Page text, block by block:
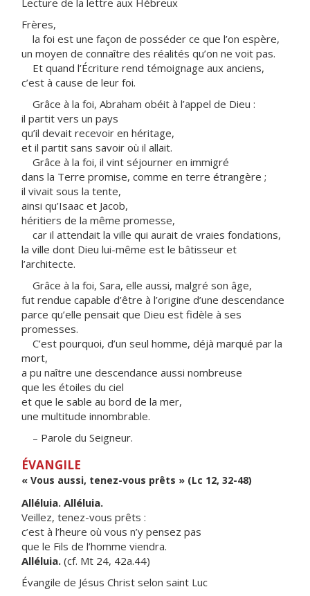
Lecture de la lettre aux Hébreux
Frères,
la foi est une façon de posséder ce que l’on espère,
un moyen de connaître des réalités qu’on ne voit pas.
Et quand l’Écriture rend témoignage aux anciens,
c’est à cause de leur foi.
Grâce à la foi, Abraham obéit à l’appel de Dieu :
il partit vers un pays
qu’il devait recevoir en héritage,
et il partit sans savoir où il allait.
Grâce à la foi, il vint séjourner en immigré
dans la Terre promise, comme en terre étrangère ;
il vivait sous la tente,
ainsi qu’Isaac et Jacob,
héritiers de la même promesse,
car il attendait la ville qui aurait de vraies fondations,
la ville dont Dieu lui-même est le bâtisseur et
l’architecte.
Grâce à la foi, Sara, elle aussi, malgré son âge,
fut rendue capable d’être à l’origine d’une descendance
parce qu’elle pensait que Dieu est fidèle à ses
promesses.
C’est pourquoi, d’un seul homme, déjà marqué par la
mort,
a pu naître une descendance aussi nombreuse
que les étoiles du ciel
et que le sable au bord de la mer,
une multitude innombrable.
– Parole du Seigneur.
ÉVANGILE
« Vous aussi, tenez-vous prêts » (Lc 12, 32-48)
Alléluia. Alléluia.
Veillez, tenez-vous prêts :
c’est à l’heure où vous n’y pensez pas
que le Fils de l’homme viendra.
Alléluia. (cf. Mt 24, 42a.44)
Évangile de Jésus Christ selon saint Luc